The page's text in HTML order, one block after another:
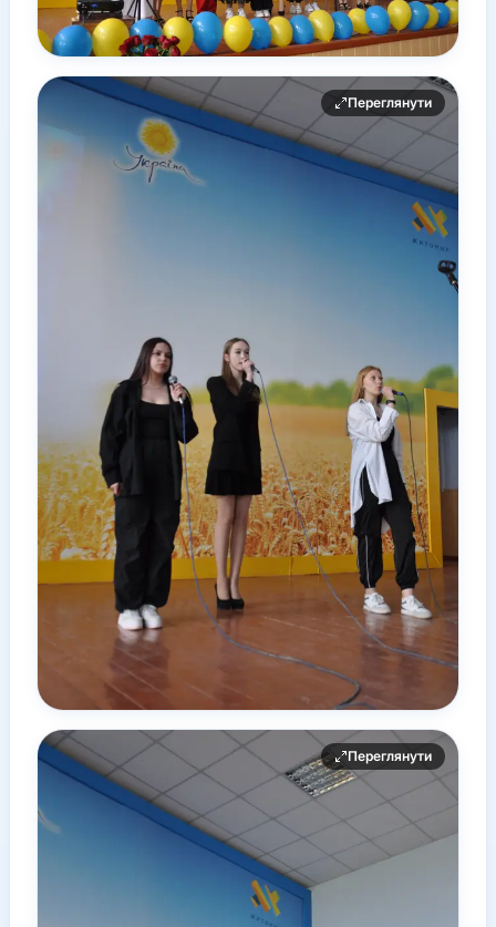
Переглянути
Переглянути